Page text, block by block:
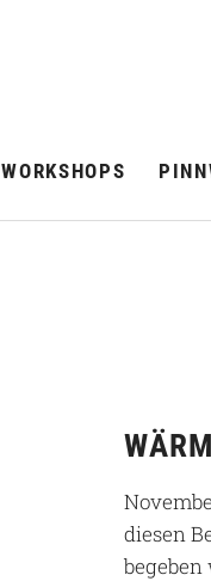
WORKSHOPS
diesen